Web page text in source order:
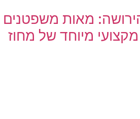
הירושה: מאות משפטנים
מיוחד של מחוז